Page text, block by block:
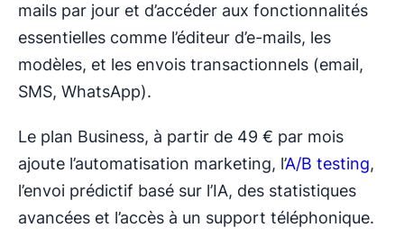
mails par jour et d’accéder aux fonctionnalités
essentielles comme l’éditeur d’e-mails, les
modèles, et les envois transactionnels (email,
SMS, WhatsApp).
Le plan Business, à partir de 49 € par mois
ajoute l’automatisation marketing, l’A/B testing,
l’envoi prédictif basé sur l’IA, des statistiques
avancées et l’accès à un support téléphonique.